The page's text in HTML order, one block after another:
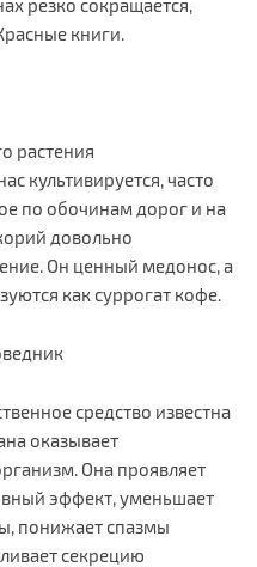
резко сокращается,
книги.
растения
культивируется, часто
по обочинам дорог и на
довольно
Он ценный медонос, а
как суррогат кофе.
средство известна
оказывает
Она проявляет
эффект, уменьшает
понижает спазмы
секрецию